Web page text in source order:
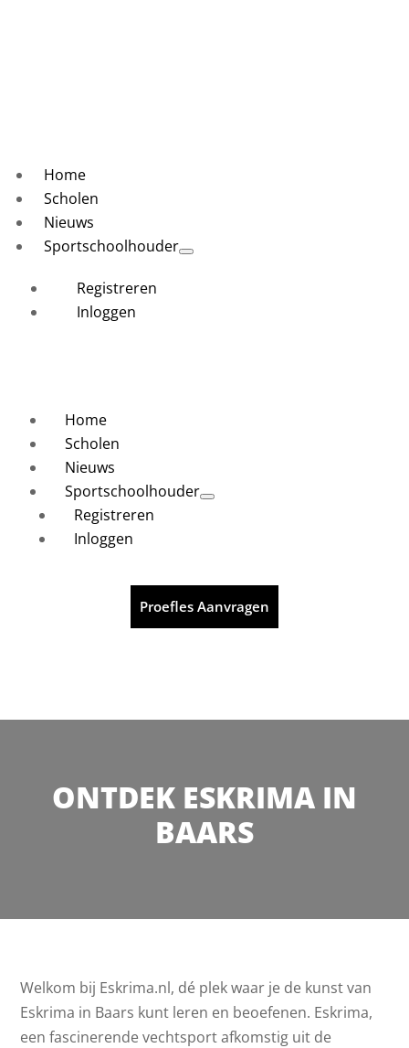
Home
Scholen
Nieuws
Sportschoolhouder
Registreren
Inloggen
Home
Scholen
Nieuws
Sportschoolhouder
Registreren
Inloggen
Proefles Aanvragen
ONTDEK ESKRIMA IN
BAARS
Welkom bij Eskrima.nl, dé plek waar je de kunst van
Eskrima in Baars kunt leren en beoefenen. Eskrima,
een fascinerende vechtsport afkomstig uit de